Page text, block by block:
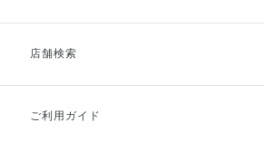
店舗検索
ご利用ガイド